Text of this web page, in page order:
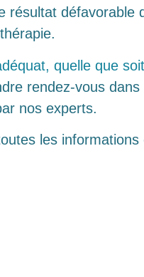
défavorable
quelle que
rendez-vous
nos experts.
les informations